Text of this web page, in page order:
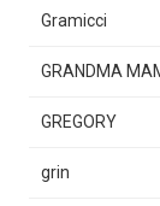
Gramicci
GRANDMA
GREGORY
grin